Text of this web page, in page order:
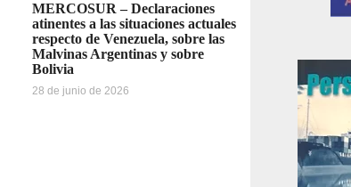
MERCOSUR – Declaraciones
atinentes a las situaciones actuales
respecto de Venezuela, sobre las
Malvinas Argentinas y sobre
Bolivia
28 de junio de 2026